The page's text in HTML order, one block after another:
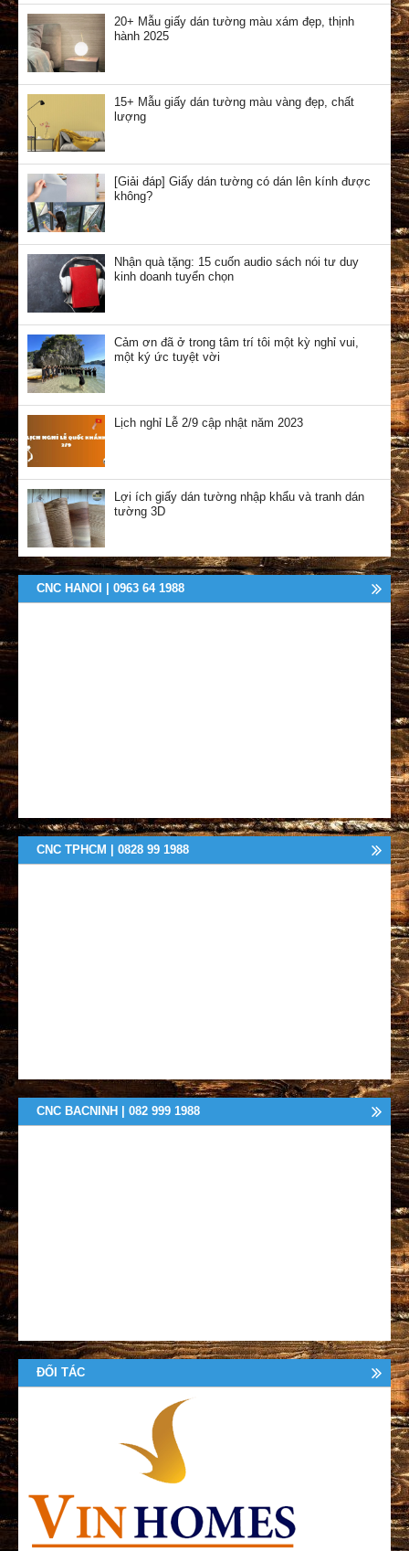
NHẬN ƯU ĐÃI
ĐIỀN FORM & CHAT NGAY
20+ Mẫu giấy dán tường màu xám đẹp, thịnh
hành 2025
15+ Mẫu giấy dán tường màu vàng đẹp, chất
lượng
[Giải đáp] Giấy dán tường có dán lên kính được
không?
Nhận quà tặng: 15 cuốn audio sách nói tư duy
kinh doanh tuyển chọn
Cảm ơn đã ở trong tâm trí tôi một kỳ nghỉ vui,
một ký ức tuyệt vời
Lịch nghỉ Lễ 2/9 cập nhật năm 2023
Lợi ích giấy dán tường nhập khẩu và tranh dán
tường 3D
CNC HANOI | 0963 64 1988
CNC TPHCM | 0828 99 1988
CNC BACNINH | 082 999 1988
ĐỐI TÁC